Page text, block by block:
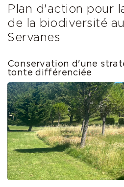
Plan d'action pour
de la biodiversité
Servanes
Conservation d'une
tonte différenciée